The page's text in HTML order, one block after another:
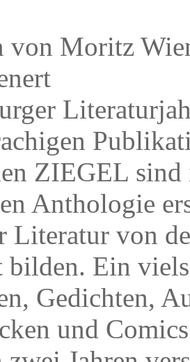
von Moritz
ZIEGEL sind
Anthologie
Literatur von
bilden. Ein
Gedichten,
und